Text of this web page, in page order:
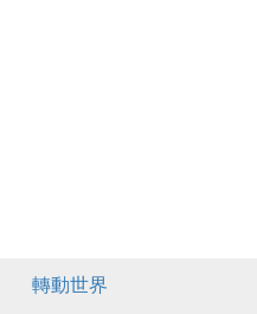
轉動世界